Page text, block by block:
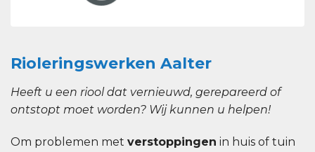
Rioleringswerken Aalter
Heeft u een riool dat vernieuwd, gerepareerd of
ontstopt moet worden? Wij kunnen u helpen!
Om problemen met verstoppingen in huis of tuin